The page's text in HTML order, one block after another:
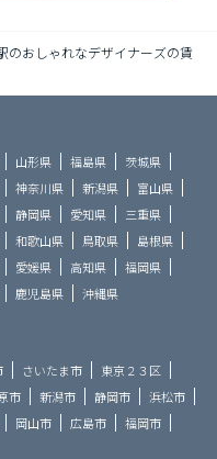
のおしゃれなデザイナーズの賃
山形県 福島県
茨城県
神奈川県 新潟県
富山県
静岡県 愛知県
三重県
和歌山県 鳥取県
島根県
愛媛県 高知県
福岡県
鹿児島県 沖縄県
さいたま市
東京２３区
市 新潟市 静岡市
浜松市
岡山市 広島市
福岡市